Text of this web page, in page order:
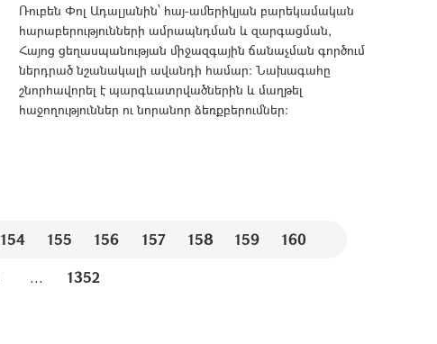
Ռուբեն Փոլ Ադալյանին՝ հայ-ամերիկյան բարեկամական
հարաբերությունների ամրապնդման և զարգացման,
Հայոց ցեղասպանության միջազգային ճանաչման գործում
ներդրած նշանակալի ավանդի համար: Նախագահը
շնորհավորել է պարգևատրվածներին և մաղթել
հաջողություններ ու նորանոր ձեռքբերումներ:
154 155 156 157 158 159
160
... 1352